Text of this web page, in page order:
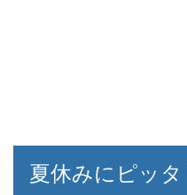
夏休みにピッ